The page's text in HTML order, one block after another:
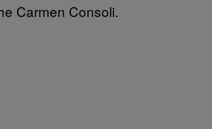
Carmen Consoli.